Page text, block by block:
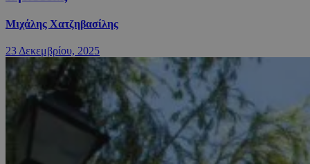
Μιχάλης Χατζηβασίλης
23 Δεκεμβρίου, 2025